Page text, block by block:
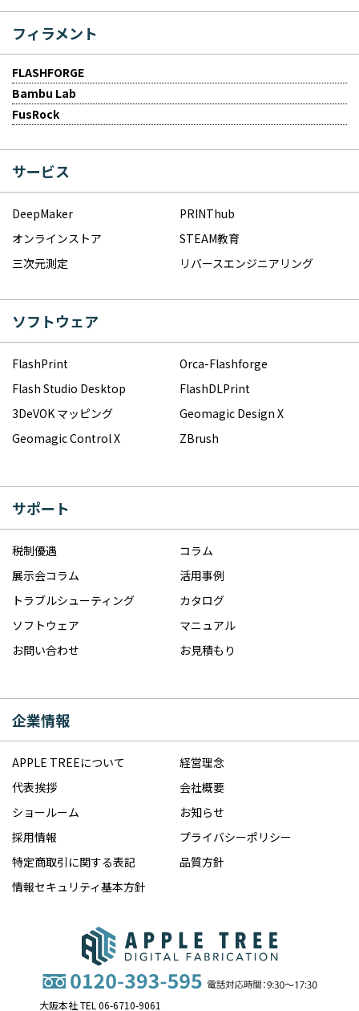
フィラメント
FLASHFORGE
Bambu Lab
FusRock
サービス
DeepMaker
PRINThub
オンラインストア
STEAM教育
三次元測定
リバースエンジニアリング
ソフトウェア
FlashPrint
Orca-Flashforge
Flash Studio Desktop
FlashDLPrint
3DeVOK マッピング
Geomagic Design X
Geomagic Control X
ZBrush
サポート
税制優遇
コラム
展示会コラム
活用事例
トラブルシューティング
カタログ
ソフトウェア
マニュアル
お問い合わせ
お見積もり
企業情報
APPLE TREEについて
経営理念
代表挨拶
会社概要
ショールーム
お知らせ
採用情報
プライバシーポリシー
特定商取引に関する表記
品質方針
情報セキュリティ基本方針
大阪本社 TEL 06-6710-9061